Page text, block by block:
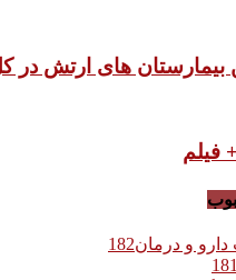
بیمارستان های ارتش در
فیلم
دارو و درمان182
181